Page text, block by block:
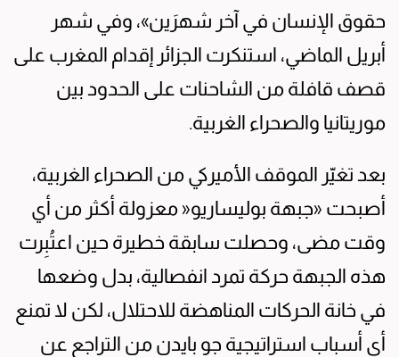
حقوق الإنسان في آخر شهرَين»، وفي شهر
أبريل الماضي، استنكرت الجزائر إقدام المغرب على
قصف قافلة من الشاحنات على الحدود بين
موريتانيا والصحراء الغربية.
بعد تغيّر الموقف الأميركي من الصحراء الغربية،
أصبحت «جبهة بوليساريو« معزولة أكثر من أي
وقت مضى، وحصلت سابقة خطيرة حين اعتُبِرت
هذه الجبهة حركة تمرد انفصالية، بدل وضعها
في خانة الحركات المناهضة للاحتلال، لكن لا تمنع
أي أسباب استراتيجية جو بايدن من التراجع عن